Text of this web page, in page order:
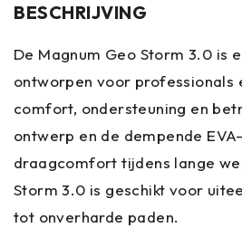
BESCHRIJVING
De Magnum Geo Storm 3.0 is
ontworpen voor
comfort, ondersteuning en
ontwerp en de dempende
draagcomfort tijdens lange
Storm 3.0 is geschikt voor
tot onverharde paden.